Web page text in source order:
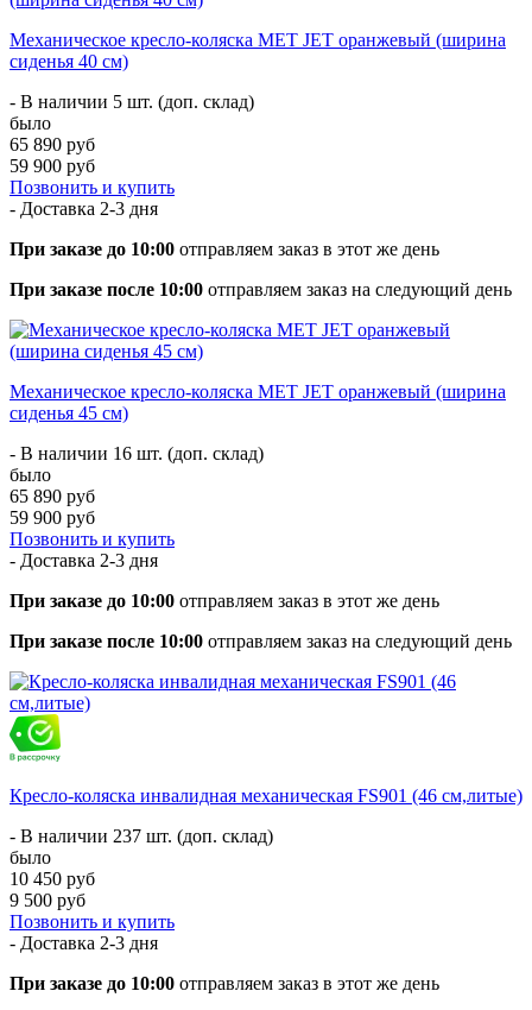
Механическое кресло-коляска МЕТ JET оранжевый (ширина
сиденья 40 см)
- В наличии 5 шт. (доп. склад)
было
65 890 руб
59 900 руб
Позвонить и купить
- Доставка 2-3 дня
При заказе до 10:00 отправляем заказ в этот же день
При заказе после 10:00 отправляем заказ на следующий день
Механическое кресло-коляска МЕТ JET оранжевый (ширина
сиденья 45 см)
- В наличии 16 шт. (доп. склад)
было
65 890 руб
59 900 руб
Позвонить и купить
- Доставка 2-3 дня
При заказе до 10:00 отправляем заказ в этот же день
При заказе после 10:00 отправляем заказ на следующий день
Кресло-коляска инвалидная механическая FS901 (46 см,литые)
- В наличии 237 шт. (доп. склад)
было
10 450 руб
9 500 руб
Позвонить и купить
- Доставка 2-3 дня
При заказе до 10:00 отправляем заказ в этот же день